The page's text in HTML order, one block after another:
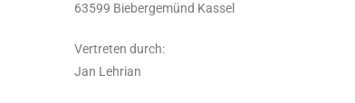
63599 Biebergemünd Kassel
Vertreten durch:
Jan Lehrian